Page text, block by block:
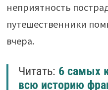
неприятность
путешественники
вчера.
Читать: 6 самых
всю историю